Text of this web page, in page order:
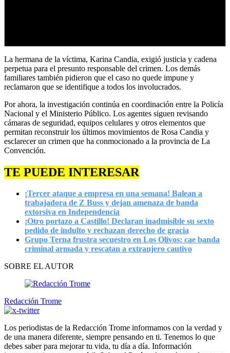
La hermana de la víctima, Karina Candia, exigió justicia y cadena
perpetua para el presunto responsable del crimen. Los demás
familiares también pidieron que el caso no quede impune y
reclamaron que se identifique a todos los involucrados.
Por ahora, la investigación continúa en coordinación entre la Policía
Nacional y el Ministerio Público. Los agentes siguen revisando
cámaras de seguridad, equipos celulares y otros elementos que
permitan reconstruir los últimos movimientos de Rosa Candia y
esclarecer un crimen que ha conmocionado a la provincia de La
Convención.
TE PUEDE INTERESAR
¡Tercer ataque a empresa en una semana! Balean a
trabajadora de Z Buss y dejan amenaza de banda
extorsiva en Independencia
¡Otro portazo a Castillo! Declaran inadmisible su sexto
pedido de indulto y rechazan derecho de gracia
Grupo Terna frustra secuestro en Los Olivos: cae banda
criminal armada y rescatan a extranjero cautivo
SOBRE EL AUTOR
Redacción Trome
Los periodistas de la Redacción Trome informamos con la verdad y
de una manera diferente, siempre pensando en ti. Tenemos lo que
debes saber para mejorar tu vida, tu día a día. Información